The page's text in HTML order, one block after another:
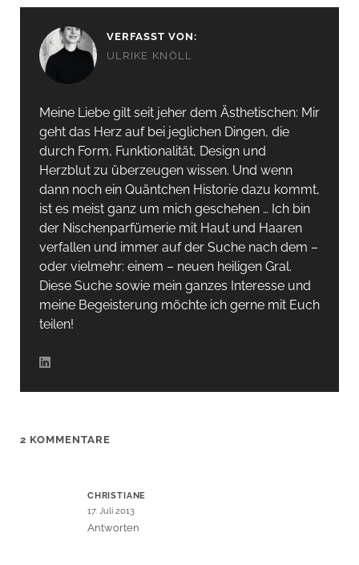
VERFASST VON:
ULRIKE KNÖLL
Meine Liebe gilt seit jeher dem Ästhetischen: Mir
geht das Herz auf bei jeglichen Dingen, die
durch Form, Funktionalität, Design und
Herzblut zu überzeugen wissen. Und wenn
dann noch ein Quäntchen Historie dazu kommt,
ist es meist ganz um mich geschehen … Ich bin
der Nischenparfümerie mit Haut und Haaren
verfallen und immer auf der Suche nach dem –
oder vielmehr: einem – neuen heiligen Gral.
Diese Suche sowie mein ganzes Interesse und
meine Begeisterung möchte ich gerne mit Euch
teilen!
2 KOMMENTARE
CHRISTIANE
17. Juli 2013
Antworten